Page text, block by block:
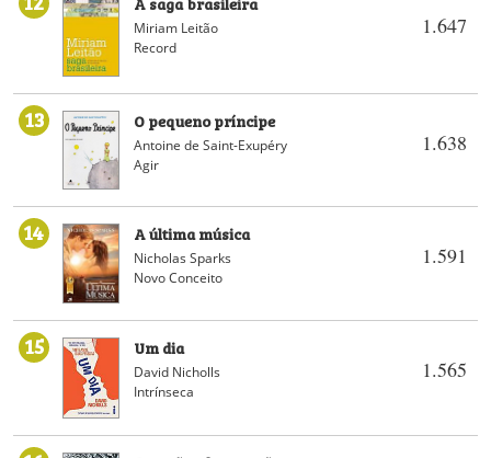
1.647
Miriam Leitão
Record
13
1.638
O pequeno príncipe
Antoine de Saint-Exupéry
Agir
14
1.591
A última música
Nicholas Sparks
Novo Conceito
15
1.565
Um dia
David Nicholls
Intrínseca